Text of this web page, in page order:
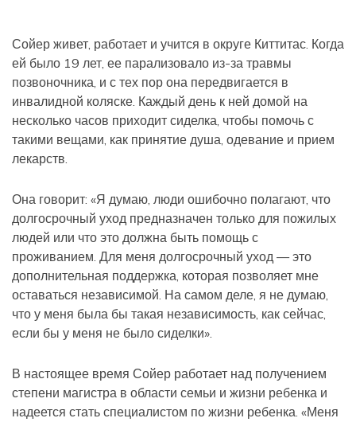
Сойер живет, работает и учится в округе Киттитас. Когда
ей было 19 лет, ее парализовало из-за травмы
позвоночника, и с тех пор она передвигается в
инвалидной коляске. Каждый день к ней домой на
несколько часов приходит сиделка, чтобы помочь с
такими вещами, как принятие душа, одевание и прием
лекарств.
Она говорит: «Я думаю, люди ошибочно полагают, что
долгосрочный уход предназначен только для пожилых
людей или что это должна быть помощь с
проживанием. Для меня долгосрочный уход — это
дополнительная поддержка, которая позволяет мне
оставаться независимой. На самом деле, я не думаю,
что у меня была бы такая независимость, как сейчас,
если бы у меня не было сиделки».
В настоящее время Сойер работает над получением
степени магистра в области семьи и жизни ребенка и
надеется стать специалистом по жизни ребенка. «Меня